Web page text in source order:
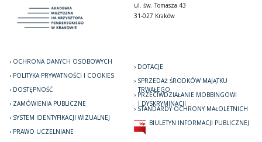
ul. św. Tomasza 43
31-027 Kraków
OCHRONA DANYCH OSOBOWYCH
POLITYKA PRYWATNOŚCI I COOKIES
DOSTĘPNOŚĆ
ZAMÓWIENIA PUBLICZNE
SYSTEM IDENTYFIKACJI WIZUALNEJ
PRAWO UCZELNIANE
DOTACJE
SPRZEDAŻ ŚRODKÓW MAJĄTKU
TRWAŁEGO
PRZECIWDZIAŁANIE MOBBINGOWI
I DYSKRYMINACJI
STANDARDY OCHRONY MAŁOLETNICH
BIULETYN INFORMACJI PUBLICZNEJ